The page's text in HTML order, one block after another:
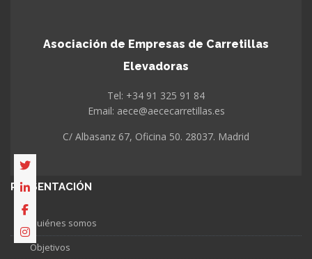
Asociación de Empresas de Carretillas
Elevadoras
Tel: +34 91 325 91 84
Email: aece@aececarretillas.es
C/ Albasanz 67, Oficina 50. 28037. Madrid
PRESENTACIÓN
Quiénes somos
Objetivos